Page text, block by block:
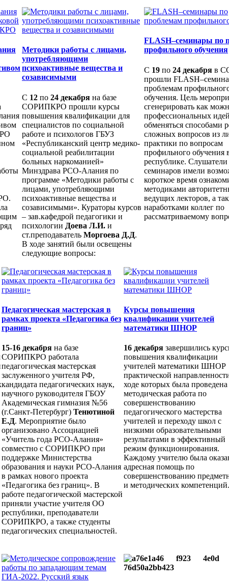
Методики работы с лицами,
употребляющими
психоактивные вещества и
созависимыми
С 12 по 24 декабря на базе
СОРИПКРО прошли курсы
повышения квалификации для
специалистов по социальной
работе и психологов ГБУЗ
«Республиканский центр медико-
социальной реабилитации
больных наркоманией»
Минздрава РСО-Алания по
программе «Методики работы с
лицами, употребляющими
психоактивные вещества и
созависимыми». Кураторы курсов
– зав.кафедрой педагогики и
психологии Доева Л.И. и
ст.преподаватель Моргоева Д.Д.
В ходе занятий были освещены
следующие вопросы:
FLASH–семинары по
профильного обучения
С 19 по 24 декабря в
прошли
проблемам
обучения. Цель
сгенерировать как
профессиональных
обменяться способами
сложных вопросов из
практики по вопросам
профильного обучения
республике.
семинаров имели
короткое время
методиками
ведущих лекторов, а
наработками коллег по
рассматриваемому
Педагогическая мастерская в
рамках проекта «Педагогика без
границ»
15-16 декабря на базе
СОРИПКРО работала
педагогическая мастерская
заслуженного учителя РФ,
кандидата педагогических наук,
научного руководителя ГБОУ
Академическая гимназия №56
(г.Санкт-Петербург) Тенютиной
Е.Д. Мероприятие было
организовано Ассоциацией
«Учитель года РСО-Алания»
совместно с СОРИПКРО при
поддержке Министерства
образования и науки РСО-Алания
в рамках нового проекта
«Педагогика без границ». В
работе педагогической мастерской
приняли участие учителя ОО
республики, преподаватели
СОРИПКРО, а также студенты
педагогических специальностей.
Курсы повышения
квалификации учителей
математики ШНОР
16 декабря завершились
повышения квалификации
учителей математики ШНОР
практической
ходе которых была проведена
методическая работа по
совершенствованию
педагогического мастерства
учителей и переходу школ с
низкими образовательными
результатами в эффективный
режим функционирования.
Каждому учителю была
адресная помощь по
совершенствованию
и методических компетенций.